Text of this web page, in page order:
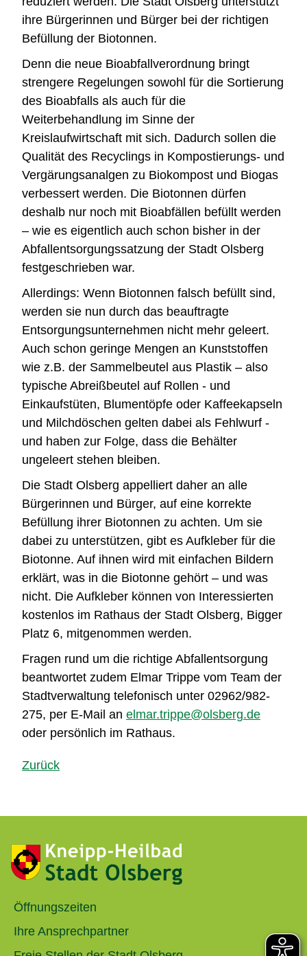
ihre Bürgerinnen und Bürger bei der richtigen
Befüllung der Biotonnen.
Denn die neue Bioabfallverordnung bringt
strengere Regelungen sowohl für die Sortierung
des Bioabfalls als auch für die
Weiterbehandlung im Sinne der
Kreislaufwirtschaft mit sich. Dadurch sollen die
Qualität des Recyclings in Kompostierungs- und
Vergärungsanalgen zu Biokompost und Biogas
verbessert werden. Die Biotonnen dürfen
deshalb nur noch mit Bioabfällen befüllt werden
– wie es eigentlich auch schon bisher in der
Abfallentsorgungssatzung der Stadt Olsberg
festgeschrieben war.
Allerdings: Wenn Biotonnen falsch befüllt sind,
werden sie nun durch das beauftragte
Entsorgungsunternehmen nicht mehr geleert.
Auch schon geringe Mengen an Kunststoffen
wie z.B. der Sammelbeutel aus Plastik – also
typische Abreißbeutel auf Rollen - und
Einkaufstüten, Blumentöpfe oder Kaffeekapseln
und Milchdöschen gelten dabei als Fehlwurf -
und haben zur Folge, dass die Behälter
ungeleert stehen bleiben.
Die Stadt Olsberg appelliert daher an alle
Bürgerinnen und Bürger, auf eine korrekte
Befüllung ihrer Biotonnen zu achten. Um sie
dabei zu unterstützen, gibt es Aufkleber für die
Biotonne. Auf ihnen wird mit einfachen Bildern
erklärt, was in die Biotonne gehört – und was
nicht. Die Aufkleber können von Interessierten
kostenlos im Rathaus der Stadt Olsberg, Bigger
Platz 6, mitgenommen werden.
Fragen rund um die richtige Abfallentsorgung
beantwortet zudem Elmar Trippe vom Team der
Stadtverwaltung telefonisch unter 02962/982-
275, per E-Mail an elmar.trippe@olsberg.de
oder persönlich im Rathaus.
Zurück
Öffnungszeiten
Ihre Ansprechpartner